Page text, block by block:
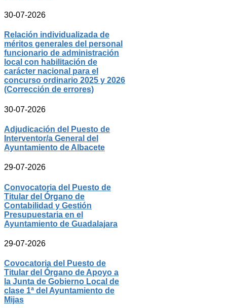
30-07-2026
Relación individualizada de
méritos generales del personal
funcionario de administración
local con habilitación de
carácter nacional para el
concurso ordinario 2025 y 2026
(Corrección de errores)
30-07-2026
Adjudicación del Puesto de
Interventor/a General del
Ayuntamiento de Albacete
29-07-2026
Convocatoria del Puesto de
Titular del Órgano de
Contabilidad y Gestión
Presupuestaria en el
Ayuntamiento de Guadalajara
29-07-2026
Covocatoria del Puesto de
Titular del Órgano de Apoyo a
la Junta de Gobierno Local de
clase 1ª del Ayuntamiento de
Mijas